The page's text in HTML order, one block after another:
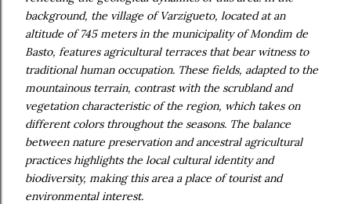
background, the village of Varzigueto, located at an
altitude of 745 meters in the municipality of Mondim de
Basto, features agricultural terraces that bear witness to
traditional human occupation. These fields, adapted to the
mountainous terrain, contrast with the scrubland and
vegetation characteristic of the region, which takes on
different colors throughout the seasons. The balance
between nature preservation and ancestral agricultural
practices highlights the local cultural identity and
biodiversity, making this area a place of tourist and
environmental interest.